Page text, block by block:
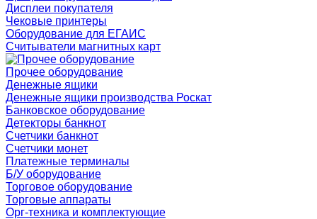
Дисплеи покупателя
Чековые принтеры
Оборудование для ЕГАИС
Считыватели магнитных карт
Прочее оборудование
Денежные ящики
Денежные ящики производства Роскат
Банковское оборудование
Детекторы банкнот
Счетчики банкнот
Счетчики монет
Платежные терминалы
Б/У оборудование
Торговое оборудование
Торговые аппараты
Орг-техника и комплектующие